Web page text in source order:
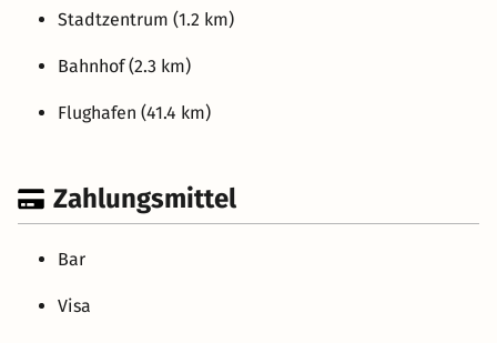
Stadtzentrum (1.2 km)
Bahnhof (2.3 km)
Flughafen (41.4 km)
Zahlungsmittel
Bar
Visa